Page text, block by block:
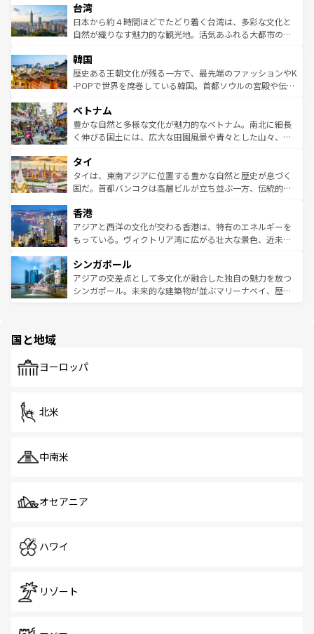
ならではの贅沢な旅のスタイルだ。 なお、新着のアメリカ
情報はコンテンツ一覧を参照してほしい。
れるおもてなしの心で訪れる人々を迎えてくれるハワイの
人々、おいしいローカルフードやハワイアンミュージッ
ク、伝統的なフラダンスなど、すべてがハワイの魅力を彩
ワイを、存分に味わってほしい。 なお、新着のハワイ情報
はコンテンツ一覧を参照してほしい。
リアリーフや大陸中央部にそびえるウルル（エアーズロッ
ク）、タスマニアの美しい原生林やケアンズの熱帯雨林な
ど、見どころがたくさん。また、カフェやワイン、オージ
いる。アクティビティも充実しており、サーフィンやダイ
ビング、ハイキングなど、アウトドア好きにはたまらな
い。オーストラリアの多彩な魅力を存分に味わいつくそ
参照してほしい。
台湾
日本から約４時間ほどでたどり着く台湾は、多彩な文化と
自然が織りなす魅力的な観光地。活気あふれる大都市の台
ン）、静ひつな山岳地帯である台湾東部など、都市の喧騒
と山間の静けさが共存しており、訪れる人に新しい発見と
驚きをもたらしてくれる。また、奥深い台湾の食文化も魅
容にもいいと評判のスイーツなど、バラエティ豊かな料理
が味わえる。 なお、新着の台湾情報は コンテンツ一覧を参
照してほしい。
韓国
歴史ある王朝文化が残る一方で、最先端のファッションやK
-POPで世界を席巻している韓国。首都ソウルの宮殿や伝統
き、地方に足を延ばせば四季折々の自然美を楽しむことが
できる。そして、キムチや焼肉、絶品のストリートフード
まで、さまざまな韓国料理が待っている。夜には、韓国な
リティに包まれながら、韓国の多彩な魅力を心ゆくまで味
わってみてほしい。 なお、新着の韓国情報はコンテンツ一
覧を参照してほしい。
ベトナム
豊かな自然と多様な文化が魅力的なベトナム。南北に細長
く伸びる国土には、広大な田園風景や青々とした山々、世
急速な発展と共に伝統が息づく。ハノイの古い町並みやホ
ーチミン市のフランス統治時代の建物も、独特の雰囲気を
醸し出している。また、バラエティの豊かさとおいしさで
とつ。フォーやバインミー、ベトナムコーヒーなどは、ぜ
ひ現地で味わいたい。どの地域を訪れてもあたたかい人々
が旅行者を迎えてくれるので、きっと忘れられない旅にな
参照してほしい。
タイ
タイは、東南アジアに位置する豊かな自然と歴史が息づく
国だ。首都バンコクは高層ビルが立ち並ぶ一方、伝統的な
の活気が交差している。北部ではチェンマイなどの山岳地
帯で自然と触れ合い、南部ではプーケットやクラビの美し
いビーチでリゾート気分を楽しむことができる。タイ料理
激する。気候は一年中温暖で、どの季節にも異なる楽しみ
が待っている。親しみやすいタイの人々、仏教を中心とし
た文化、そして多様な観光資源が、訪れる旅人を魅了し続
香港
アジアと西洋の文化が交わる香港は、特有のエネルギーを
もっている。ヴィクトリア湾に広がる壮大な景色、近未来
み、どこを訪れても感動するはず。観光スポットが密集し
ており、効率よく見どころを回れるのも魅力。息をのむよ
うな絶景から文化的な体験まで、香港を存分に楽しみ尽く
シンガポール
アジアの交差点として多文化が融合した独自の魅力を放つ
シンガポール。未来的な建築物が並ぶマリーナベイ、歴史
で、ホーカーズは地元の風情を楽しめる外せないスポット
国と地域
ヨーロッパ
北米
中南米
オセアニア
ハワイ
リゾート